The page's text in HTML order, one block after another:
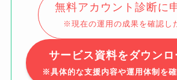
無料アカウント診断に
※現在の運用の成果を確認し
サービス資料をダウンロ
※具体的な支援内容や運用体制を